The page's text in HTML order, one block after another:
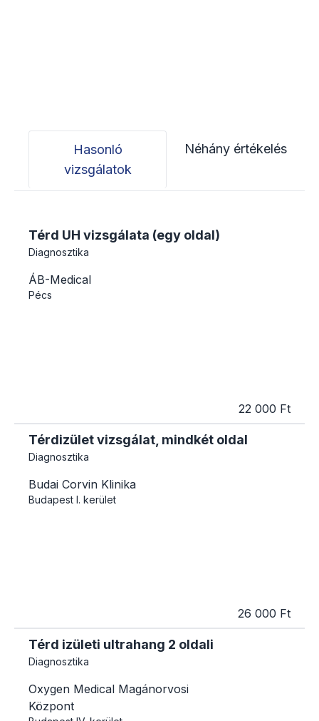
Hasonló
vizsgálatok
Néhány értékelés
Térd UH vizsgálata (egy oldal)
Diagnosztika
ÁB-Medical
Pécs
22 000 Ft
Térdizület vizsgálat, mindkét oldal
Diagnosztika
Budai Corvin Klinika
Budapest I. kerület
26 000 Ft
Térd izületi ultrahang 2 oldali
Diagnosztika
Oxygen Medical Magánorvosi
Központ